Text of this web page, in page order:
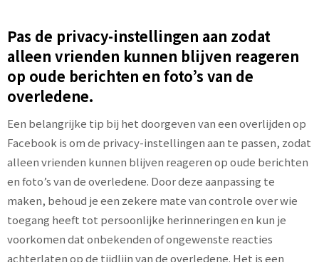
Pas de privacy-instellingen aan zodat
alleen vrienden kunnen blijven reageren
op oude berichten en foto’s van de
overledene.
Een belangrijke tip bij het doorgeven van een overlijden op
Facebook is om de privacy-instellingen aan te passen, zodat
alleen vrienden kunnen blijven reageren op oude berichten
en foto’s van de overledene. Door deze aanpassing te
maken, behoud je een zekere mate van controle over wie
toegang heeft tot persoonlijke herinneringen en kun je
voorkomen dat onbekenden of ongewenste reacties
achterlaten op de tijdlijn van de overledene. Het is een